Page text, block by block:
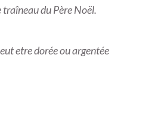
du Père Noël.
etre dorée ou argentée